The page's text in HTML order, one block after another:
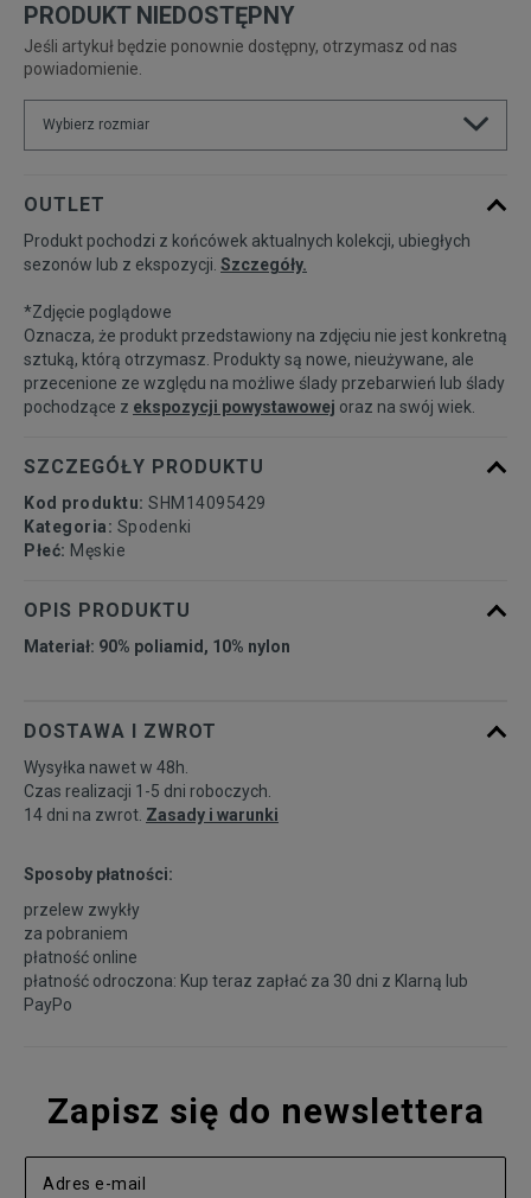
PRODUKT NIEDOSTĘPNY
Jeśli artykuł będzie ponownie dostępny, otrzymasz od nas
powiadomienie.
Wybierz rozmiar
XS
Powiadom o
M
Powiadom o
dostępności
XL
Powiadom o
dostępności
XXL
Powiadom o
dostępności
OUTLET
Produkt pochodzi z końcówek aktualnych kolekcji, ubiegłych
sezonów lub z ekspozycji. Szczegóły.
*Zdjęcie poglądowe
Oznacza, że produkt przedstawiony na zdjęciu nie jest konkretną
sztuką, którą otrzymasz. Produkty są nowe, nieużywane, ale
przecenione ze względu na możliwe ślady przebarwień lub ślady
pochodzące z ekspozycji powystawowej oraz na swój wiek.
SZCZEGÓŁY PRODUKTU
Kod produktu: SHM14095429
Kategoria: Spodenki
Płeć: Męskie
OPIS PRODUKTU
Materiał: 90% poliamid, 10% nylon
DOSTAWA I ZWROT
Wysyłka nawet w 48h.
Czas realizacji 1-5 dni roboczych.
14 dni na zwrot. Zasady i warunki
Sposoby płatności:
przelew zwykły
za pobraniem
płatność online
płatność odroczona: Kup teraz zapłać za 30 dni z Klarną lub
PayPo
Zapisz się do newslettera